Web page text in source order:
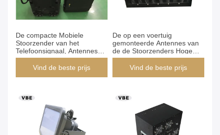
De compacte Mobiele
Stoorzender van het
Telefoonsignaal, Antennes
van het Signaal de
Blokkerende Apparaat 8PCS
Vind de beste prijs
De op een voertuig
gemonteerde Antennes van
de de Stoorzenders Hoge
Macht 4PCS Omni van de
Konvooibom voor Militair
Vind de beste prijs